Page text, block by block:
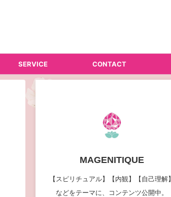
SERVICE CONTACT
MAGENITIQUE
【スピリチュアル】【内観】【自己理解】
などをテーマに、コンテンツ公開中。